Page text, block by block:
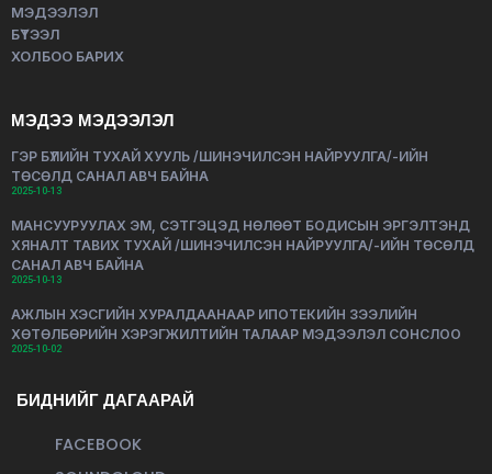
МЭДЭЭЛЭЛ
БҮТЭЭЛ
ХОЛБОО БАРИХ
МЭДЭЭ МЭДЭЭЛЭЛ
ГЭР БҮЛИЙН ТУХАЙ ХУУЛЬ /ШИНЭЧИЛСЭН НАЙРУУЛГА/-ИЙН
ТӨСӨЛД САНАЛ АВЧ БАЙНА
2025-10-13
МАНСУУРУУЛАХ ЭМ, СЭТГЭЦЭД НӨЛӨӨТ БОДИСЫН ЭРГЭЛТЭНД
ХЯНАЛТ ТАВИХ ТУХАЙ /ШИНЭЧИЛСЭН НАЙРУУЛГА/-ИЙН ТӨСӨЛД
САНАЛ АВЧ БАЙНА
2025-10-13
АЖЛЫН ХЭСГИЙН ХУРАЛДААНААР ИПОТЕКИЙН ЗЭЭЛИЙН
ХӨТӨЛБӨРИЙН ХЭРЭГЖИЛТИЙН ТАЛААР МЭДЭЭЛЭЛ СОНСЛОО
2025-10-02
БИДНИЙГ ДАГААРАЙ
FACEBOOK